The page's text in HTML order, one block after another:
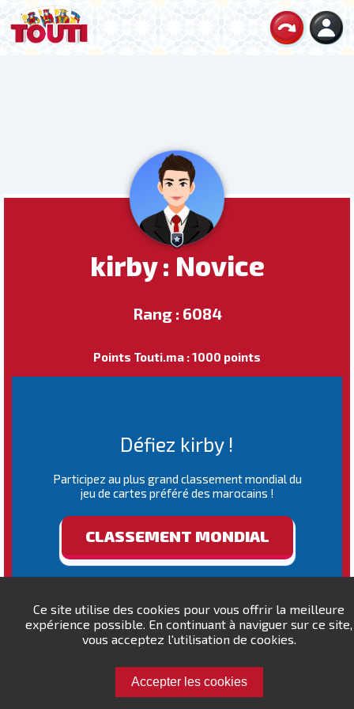
Ce site utilise des cookies pour vous offrir la meilleure
expérience possible. En continuant à naviguer sur ce site,
vous acceptez l'utilisation de cookies.
Accepter les cookies
kirby : Novice
Rang : 6084
Points Touti.ma : 1000 points
Défiez kirby !
Participez au plus grand classement mondial du
jeu de cartes préféré des marocains !
CLASSEMENT MONDIAL